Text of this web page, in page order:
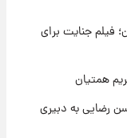
فیلم جنایت برای
همتیان
رضایی به دبیری